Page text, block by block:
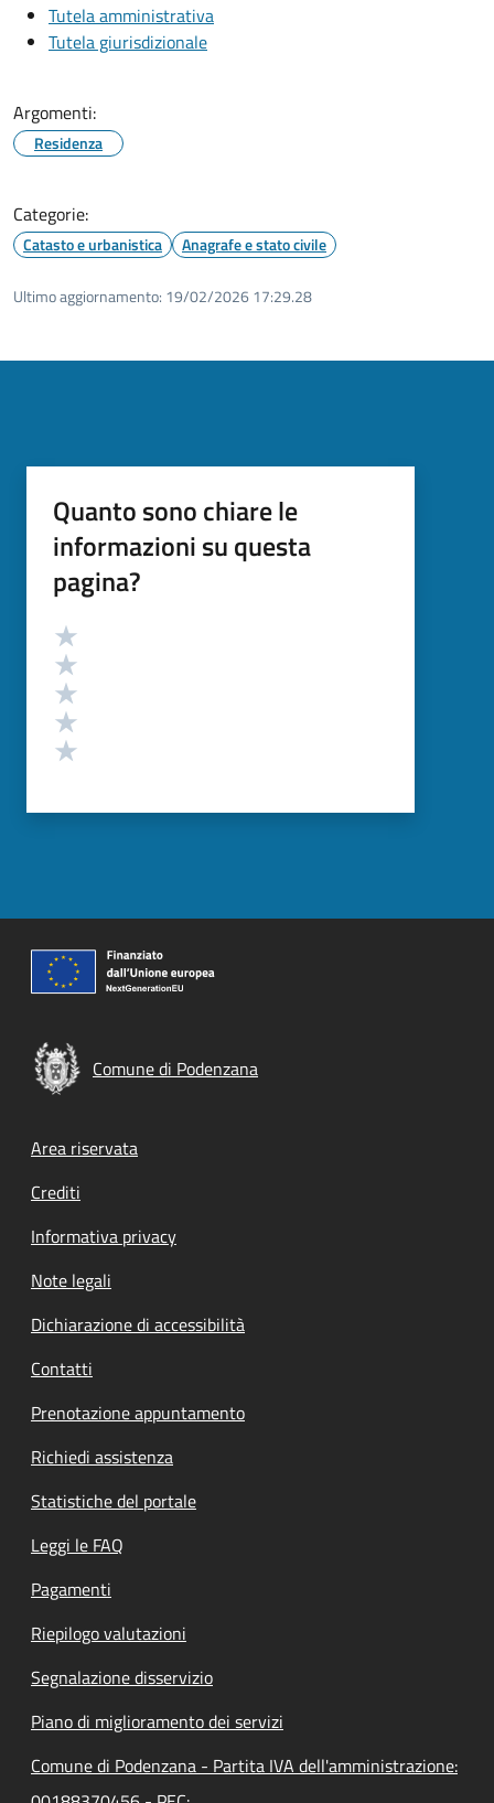
Tutela amministrativa
Tutela giurisdizionale
Argomenti:
Residenza
Categorie:
Catasto e urbanistica Anagrafe e stato civile
Ultimo aggiornamento: 19/02/2026 17:29.28
Quanto sono chiare le
informazioni su questa
pagina?
Valutazione
Comune di Podenzana
Footer menu
Area riservata
Crediti
Informativa privacy
Note legali
Dichiarazione di accessibilità
Contatti
Prenotazione appuntamento
Richiedi assistenza
Statistiche del portale
Leggi le FAQ
Pagamenti
Riepilogo valutazioni
Segnalazione disservizio
Piano di miglioramento dei servizi
Comune di Podenzana - Partita IVA dell'amministrazione: